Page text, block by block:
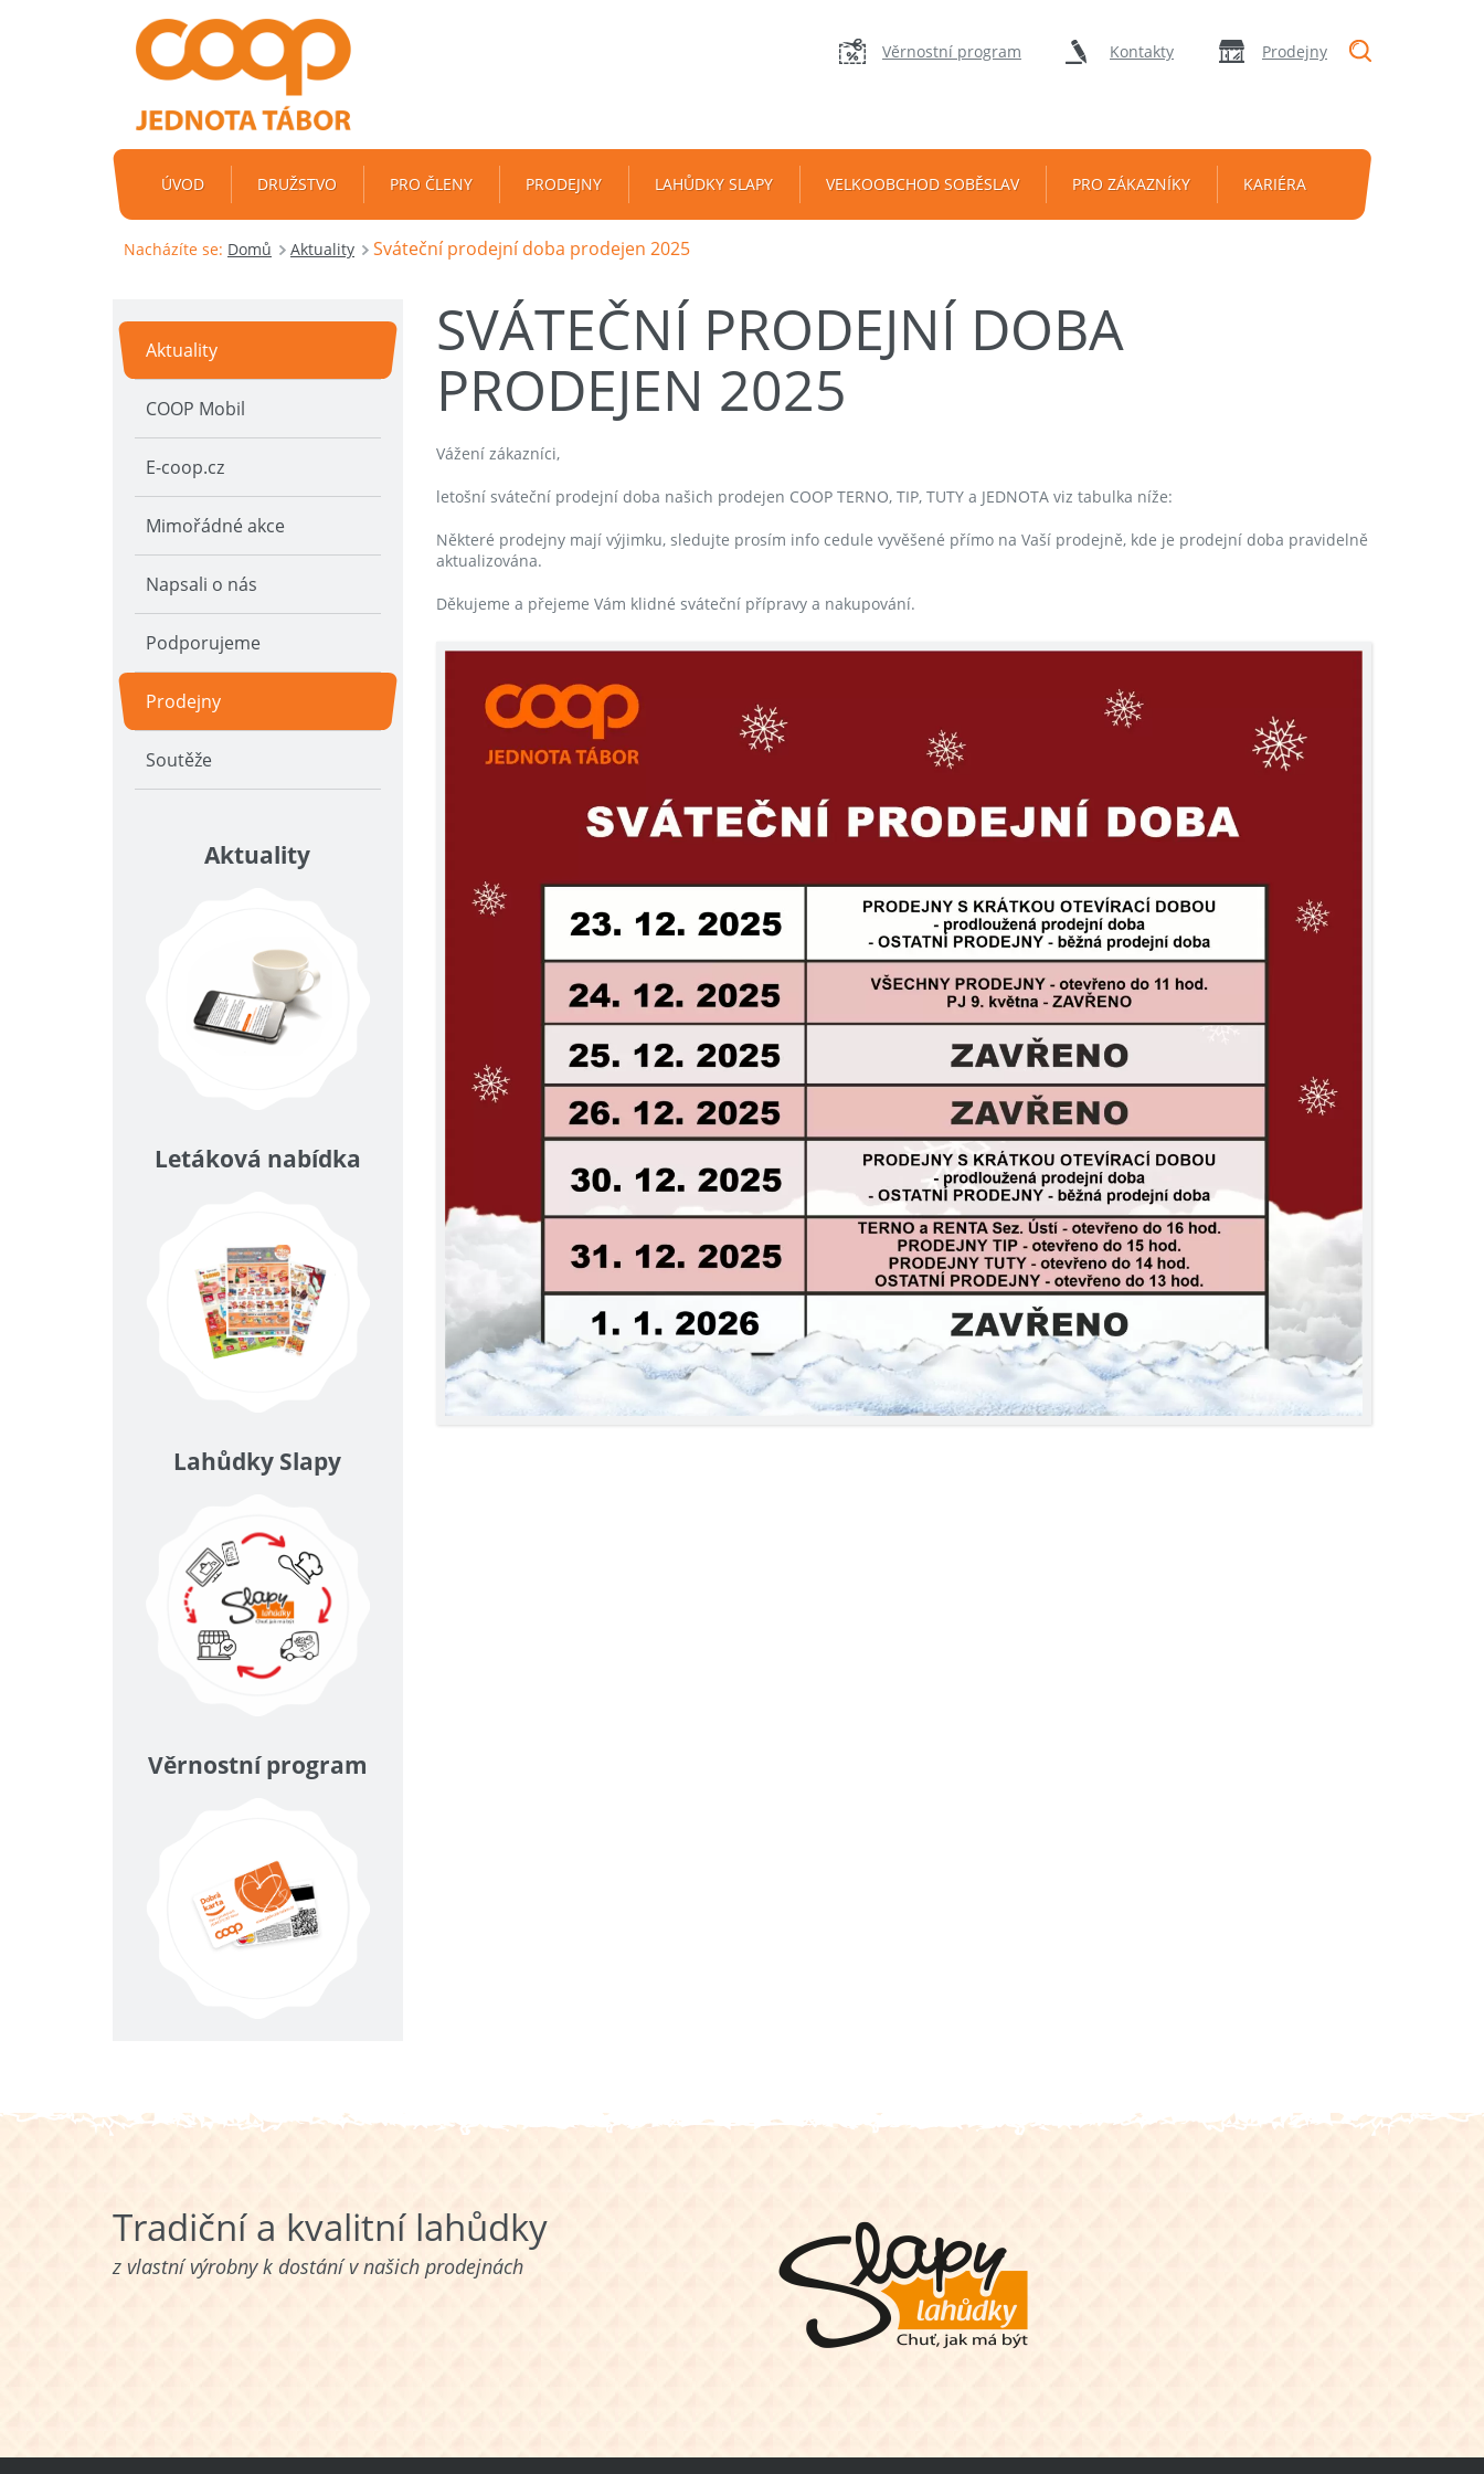
Věrnostní program Kontakty Prodejny
ÚVOD DRUŽSTVO PRO ČLENY PRODEJNY LAHŮDKY SLAPY VELKOOBCHOD SOBĚSLAV PRO ZÁKAZNÍKY KARIÉRA
Nacházíte se: Domů Aktuality Sváteční prodejní doba prodejen 2025
SVÁTEČNÍ PRODEJNÍ DOBA
PRODEJEN 2025
Vážení zákazníci,
letošní sváteční prodejní doba našich prodejen COOP TERNO, TIP, TUTY a JEDNOTA viz tabulka níže:
Některé prodejny mají výjimku, sledujte prosím info cedule vyvěšené přímo na Vaší prodejně, kde je prodejní doba pravidelně
aktualizována.
Děkujeme a přejeme Vám klidné sváteční přípravy a nakupování.
Aktuality
COOP Mobil
E-coop.cz
Mimořádné akce
Napsali o nás
Podporujeme
Prodejny
Soutěže
Aktuality
Letáková nabídka
Lahůdky Slapy
Věrnostní program
Tradiční a kvalitní lahůdky
z vlastní výrobny k dostání v našich prodejnách